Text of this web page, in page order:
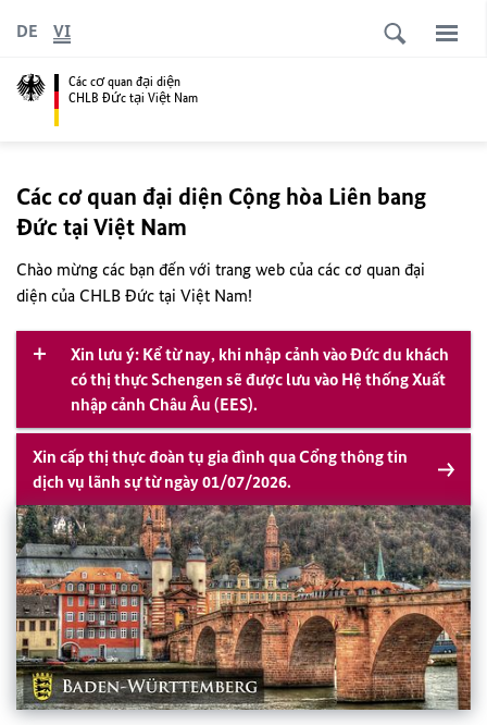
Các cơ quan đại diện
CHLB Đức tại Việt Nam
DE VI
Các cơ quan đại diện Cộng hòa Liên bang
Đức tại Việt Nam
Chào mừng các bạn đến với trang web của các cơ quan đại
diện của CHLB Đức tại Việt Nam!
Xin lưu ý: Kể từ nay, khi nhập cảnh vào Đức du khách
có thị thực Schengen sẽ được lưu vào Hệ thống Xuất
nhập cảnh Châu Âu (EES).
Xin cấp thị thực đoàn tụ gia đình qua Cổng thông tin
dịch vụ lãnh sự từ ngày 01/07/2026.